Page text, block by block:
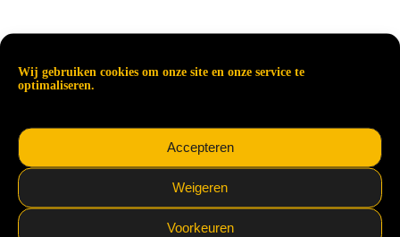
Wij gebruiken cookies om onze site en onze service te
optimaliseren.
Accepteren
Weigeren
Voorkeuren
Read More →
VELZL Coevorden
aangedreven doorFacebook
VELZL Coevorden